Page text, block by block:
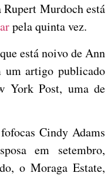
Murdoch está
pela quinta vez.
está noivo de Ann
um artigo publicado
York Post, uma de
Cindy Adams
em setembro,
o Moraga Estate,